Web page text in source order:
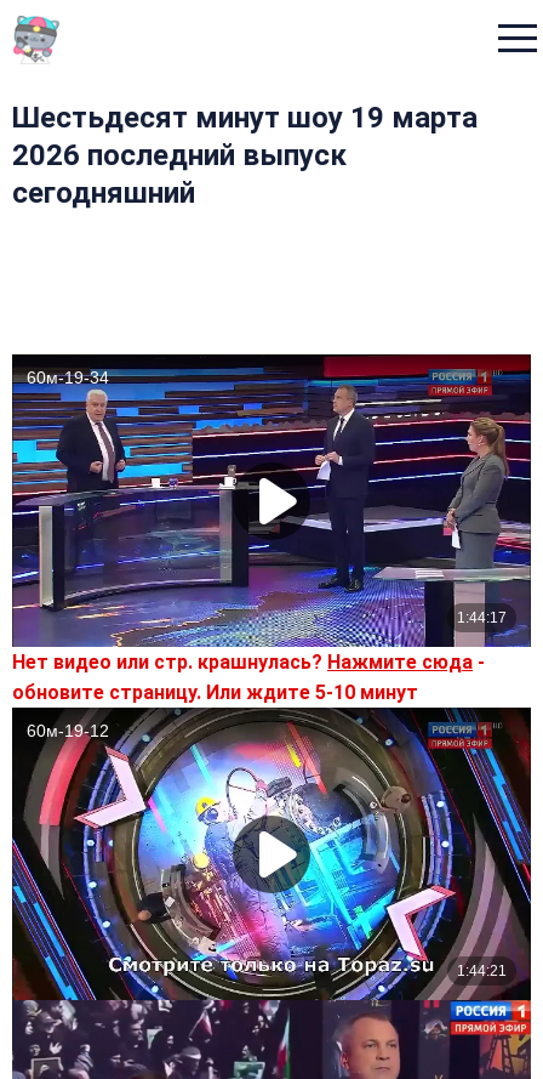
Шестьдесят минут шоу 19 марта
2026 последний выпуск
сегодняшний
Нет видео или стр. крашнулась? Нажмите сюда -
обновите страницу. Или ждите 5-10 минут